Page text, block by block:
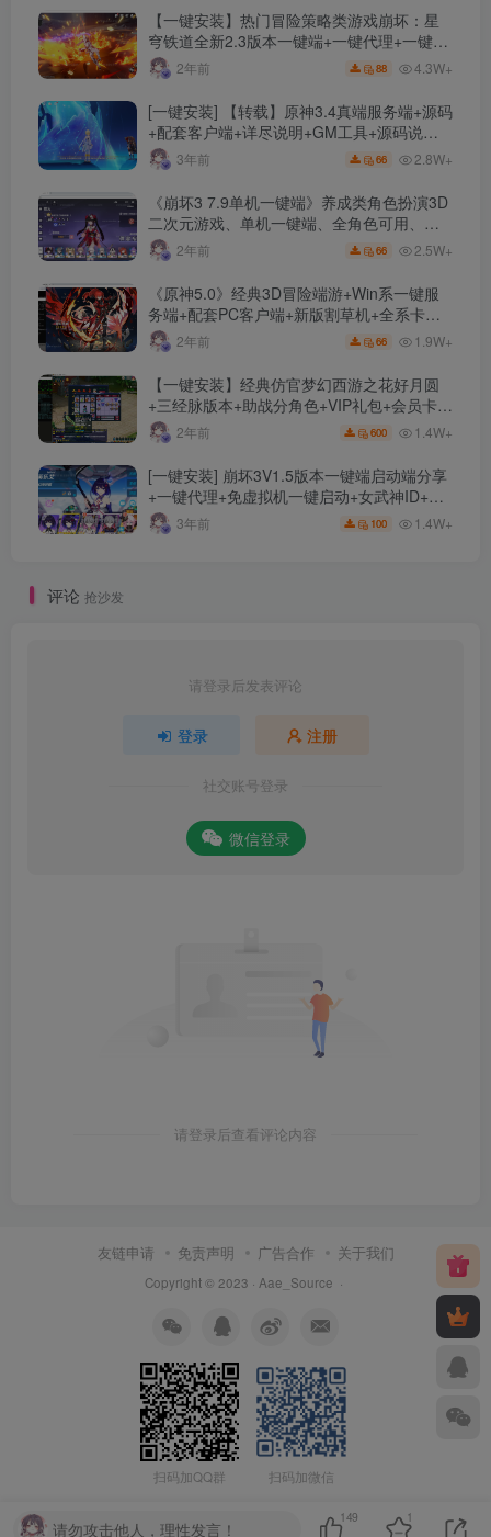
【一键安装】热门冒险策略类游戏崩坏：星
穹铁道全新2.3版本一键端+一键代理+一键启
动+免虚拟机
2年前 88 4.3W+
[一键安装] 【转载】原神3.4真端服务端+源码
+配套客户端+详尽说明+GM工具+源码说明
文件3年前 66 2.8W+
《崩坏3 7.9单机一键端》养成类角色扮演3D
二次元游戏、单机一键端、全角色可用、无
限资源、附带保姆级安装教程
2年前 66 2.5W+
《原神5.0》经典3D冒险端游+Win系一键服
务端+配套PC客户端+新版割草机+全系卡池
文件2年前 66 1.9W+
【一键安装】经典仿官梦幻西游之花好月圆
+三经脉版本+助战分角色+VIP礼包+会员卡
+剧情活动+视频搭建及其他修改资料
2年前 600 1.4W+
[一键安装] 崩坏3V1.5版本一键端启动端分享
+一键代理+免虚拟机一键启动+女武神ID+详
细指令+极简一键修改
3年前 100 1.4W+
评论 抢沙发
请登录后发表评论
登录 注册
社交账号登录
微信登录
请登录后查看评论内容
友链申请 免责声明 广告合作 关于我们
Copyright © 2023 · Aae_Source ·
扫码加QQ群 扫码加微信
请勿攻击他人，理性发言！
149 1